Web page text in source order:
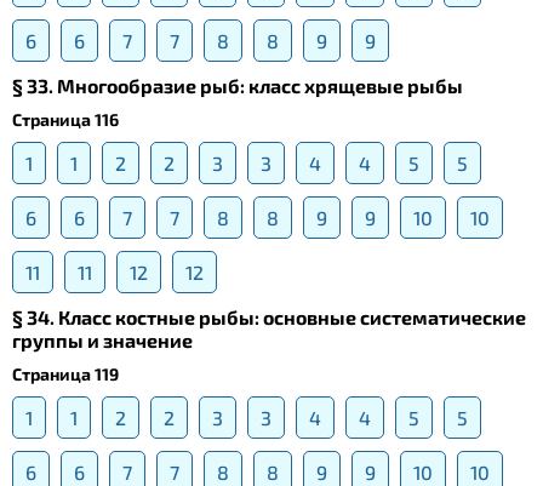
6 6 7 7 8 8 9
9
§ 33. Многообразие рыб: класс хрящевые рыбы
Страница 116
1 1 2 2 3 3 4 4 5 5
6 6 7 7 8 8 9 9 10 10
11 11 12
12
§ 34. Класс костные рыбы: основные систематические
группы и значение
Страница 119
1 1 2 2 3 3 4 4 5 5
6 6 7 7 8 8 9 9 10 10